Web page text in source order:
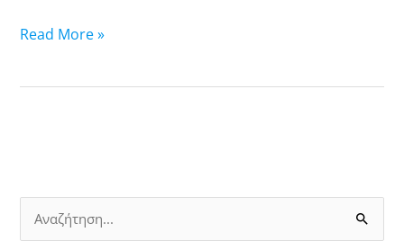
Read More »